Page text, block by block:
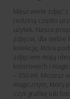
Masz wiele zdjęć
rodziną często
użytek. Nasza
zdjęcia, dla siebie
kolekcję, która
zdjęciem mają
kolorowych i
– 350 ml.
magicznym, który
czyli grafikę lub